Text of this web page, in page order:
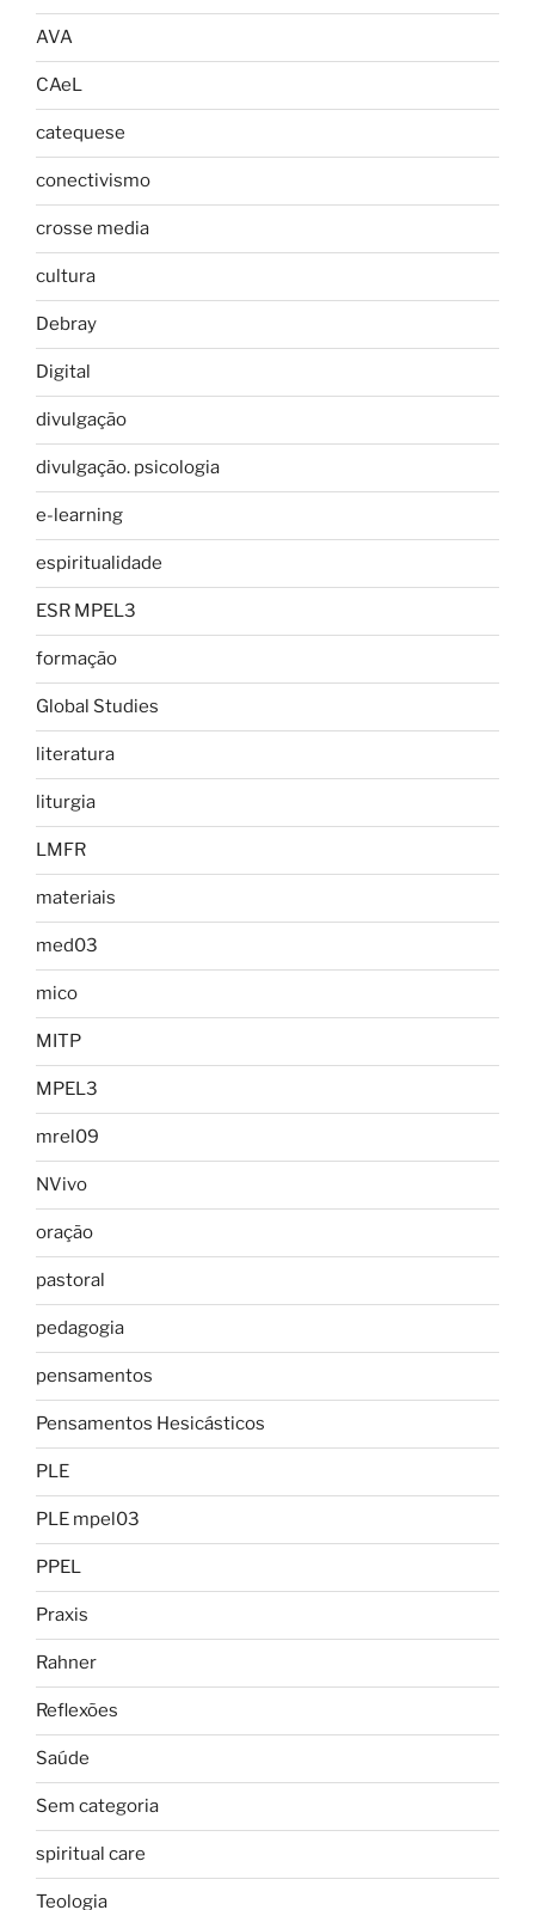
AVA
CAeL
catequese
conectivismo
crosse media
cultura
Debray
Digital
divulgação
divulgação. psicologia
e-learning
espiritualidade
ESR MPEL3
formação
Global Studies
literatura
liturgia
LMFR
materiais
med03
mico
MITP
MPEL3
mrel09
NVivo
oração
pastoral
pedagogia
pensamentos
Pensamentos Hesicásticos
PLE
PLE mpel03
PPEL
Praxis
Rahner
Reflexões
Saúde
Sem categoria
spiritual care
Teologia